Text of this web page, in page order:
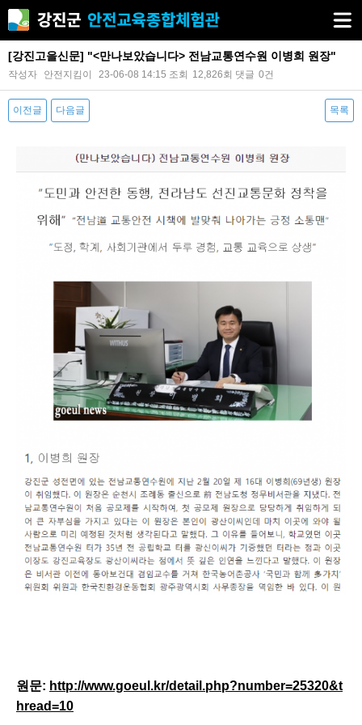
[강진고을신문] "<만나보았습니다> 전남교통연수원 이병희 원장"
작성자 안전지킴이 23-06-08 14:15 조회 12,826회 댓글 0건
이전글 다음글 목록
원문: http://www.goeul.kr/detail.php?number=25320&t
hread=10